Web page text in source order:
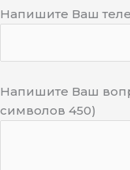
Напишите Ваш
Напишите Ваш
символов 450)